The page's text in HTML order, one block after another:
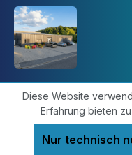
Diese Website
Erfahrung bieten
Nur technisch